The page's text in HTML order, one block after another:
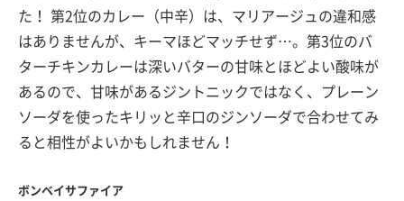
た！ 第2位のカレー（中辛）は、マリアージュの違和感
はありませんが、キーマほどマッチせず…。第3位のバ
ターチキンカレーは深いバターの甘味とほどよい酸味が
あるので、甘味があるジントニックではなく、プレーン
ソーダを使ったキリッと辛口のジンソーダで合わせてみ
ると相性がよいかもしれません！
ボンベイサファイア